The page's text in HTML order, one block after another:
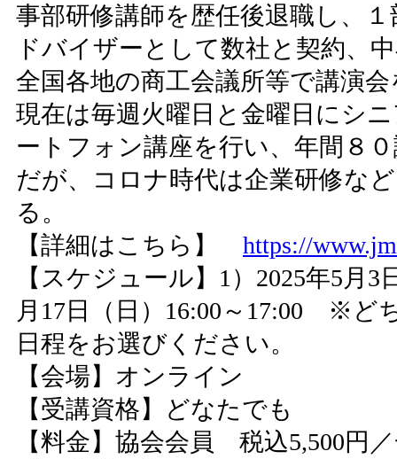
事部研修講師を歴任後退職し、
ドバイザーとして数社と契約、
全国各地の商工会議所等で講演
現在は毎週火曜日と金曜日にシ
ートフォン講座を行い、年間８
だが、コロナ時代は企業研修な
る。
【詳細はこちら】 https://
【スケジュール】1）2025年5月3
月17日（日）16:00～17:00 ※ど
日程をお選びください。
【会場】オンライン
【受講資格】どなたでも
【料金】協会会員 税込5,500円